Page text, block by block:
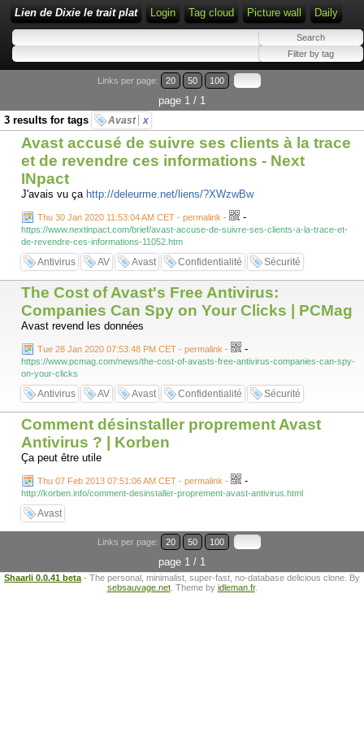
Lien de Dixie le trait plat Login Tag cloud Picture wall Daily
Links per page: 20 50 100
page 1 / 1
3 results for tags
Avast x
Avast accusé de suivre ses clients à la trace
et de revendre ces informations - Next
INpact
J'avais vu ça http://deleurme.net/liens/?XWzwBw
Thu 30 Jan 2020 11:53:04 AM CET - permalink - -
https://www.nextinpact.com/brief/avast-accuse-de-suivre-ses-clients-a-la-trace-et-
de-revendre-ces-informations-11052.htm
Antivirus AV Avast Confidentialité Sécurité
The Cost of Avast's Free Antivirus:
Companies Can Spy on Your Clicks | PCMag
Avast revend les données
Tue 28 Jan 2020 07:53:48 PM CET - permalink - -
https://www.pcmag.com/news/the-cost-of-avasts-free-antivirus-companies-can-spy-
on-your-clicks
Antivirus AV Avast Confidentialité Sécurité
Comment désinstaller proprement Avast
Antivirus ? | Korben
Ça peut être utile
Thu 07 Feb 2013 07:51:06 AM CET - permalink - -
http://korben.info/comment-desinstaller-proprement-avast-antivirus.html
Avast
Links per page: 20 50 100
page 1 / 1
Shaarli 0.0.41 beta - The personal, minimalist, super-fast, no-database delicious clone. By
sebsauvage.net. Theme by idleman.fr.